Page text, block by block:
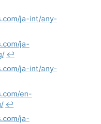
ja-int/any-
ja-
↩︎
ja-int/any-
en-
↩︎
ja-